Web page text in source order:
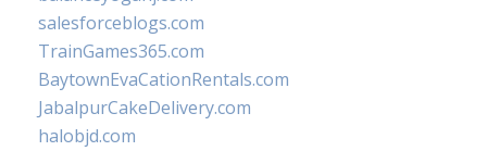
salesforceblogs.com
TrainGames365.com
BaytownEvaCationRentals.com
JabalpurCakeDelivery.com
halobjd.com